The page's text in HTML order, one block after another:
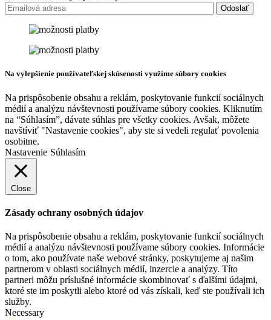
Na vylepšienie používateľskej skúsenosti využíme súbory cookies
Na prispôsobenie obsahu a reklám, poskytovanie funkcií sociálnych
médií a analýzu návštevnosti používame súbory cookies. Kliknutím
na “Súhlasím”, dávate súhlas pre všetky cookies. Avšak, môžete
navštíviť "Nastavenie cookies", aby ste si vedeli regulať povolenia
osobitne.
Nastavenie Súhlasím
Close
Zásady ochrany osobných údajov
Na prispôsobenie obsahu a reklám, poskytovanie funkcií sociálnych
médií a analýzu návštevnosti používame súbory cookies. Informácie
o tom, ako používate naše webové stránky, poskytujeme aj našim
partnerom v oblasti sociálnych médií, inzercie a analýzy. Títo
partneri môžu príslušné informácie skombinovať s ďalšími údajmi,
ktoré ste im poskytli alebo ktoré od vás získali, keď ste používali ich
služby.
Necessary